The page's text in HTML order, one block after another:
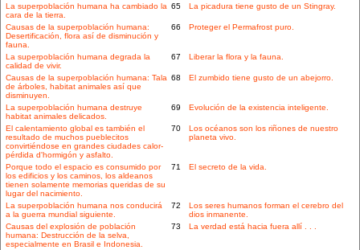
La superpoblación humana ha cambiado la
cara de la tierra.
65 La picadura tiene gusto de un Stingray.
Causas de la superpoblación humana:
Desertificación, flora así de disminución y
fauna.
66 Proteger el Permafrost puro.
La superpoblación humana degrada la
calidad de vivir.
67 Liberar la flora y la fauna.
Causas de la superpoblación humana: Tala
de árboles, habitat animales así que
disminuyen.
68 El zumbido tiene gusto de un abejorro.
La superpoblación humana destruye
habitat animales delicados.
69 Evolución de la existencia inteligente.
El calentamiento global es también el
resultado de muchos pueblecitos
convirtiéndose en grandes ciudades calor-
pérdida d'hormigón y asfalto.
70
Los océanos son los riñones de nuestro
planeta vivo.
Porque todo el espacio es consumido por
los edificios y los caminos, los aldeanos
tienen solamente memorias queridas de su
lugar del nacimiento.
71 El secreto de la vida.
La superpoblación humana nos conducirá
a la guerra mundial siguiente.
72
Los seres humanos forman el cerebro del
dios inmanente.
Causas del explosión de población
humana: Destrucción de la selva,
especialmente en Brasil e Indonesia.
73 La verdad está hacia fuera allí . . .